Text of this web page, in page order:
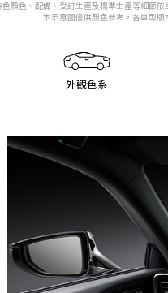
外觀色系
顏色、配備、受訂生產及標準生產等細節依
本示意圖僅供顏色參考，各車型版